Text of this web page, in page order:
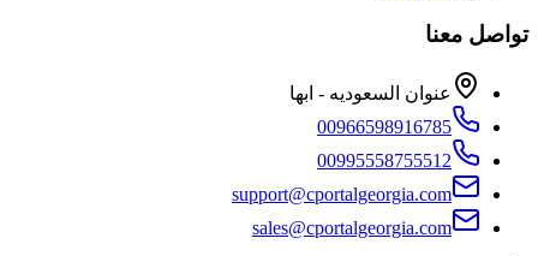
تواصل معنا
عنوان السعوديه - ابها
00966598916785
00995558755512
support@cportalgeorgia.com
sales@cportalgeorgia.com